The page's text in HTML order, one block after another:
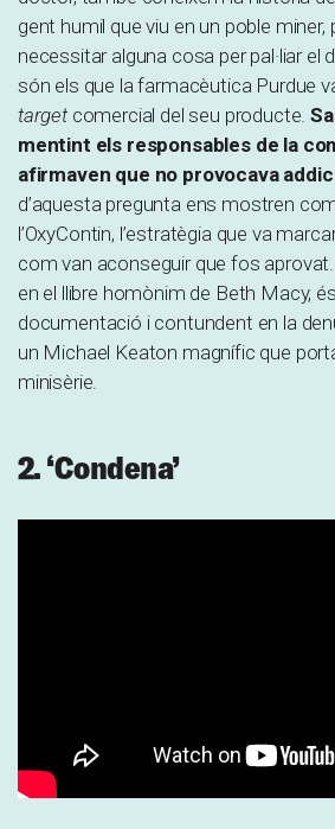
gent humil que viu en un poble miner,
necessitar alguna cosa per pal·liar el
són els que la farmacèutica Purdue
targetcomercial del seu producte.
mentint els responsables de la
afirmaven que no provocava
d’aquesta pregunta ens mostren
l’OxyContin, l’estratègia que va
com van aconseguir que fos
en el llibre homònim de Beth Macy,
documentació i contundent en la
un Michael Keaton magnífic que
minisèrie.
2. ‘Condena’